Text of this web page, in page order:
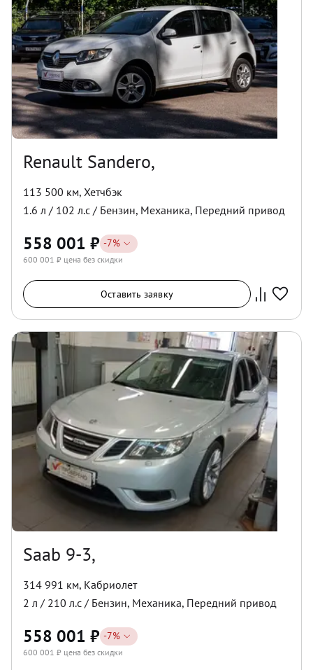
Renault Sandero,
113 500 км, Хетчбэк
1.6 л / 102 л.с / Бензин, Механика, Передний привод
558 001 ₽ -7%
600 001 ₽ цена без скидки
Оставить заявку
Saab 9-3,
314 991 км, Кабриолет
2 л / 210 л.с / Бензин, Механика, Передний привод
558 001 ₽ -7%
600 001 ₽ цена без скидки